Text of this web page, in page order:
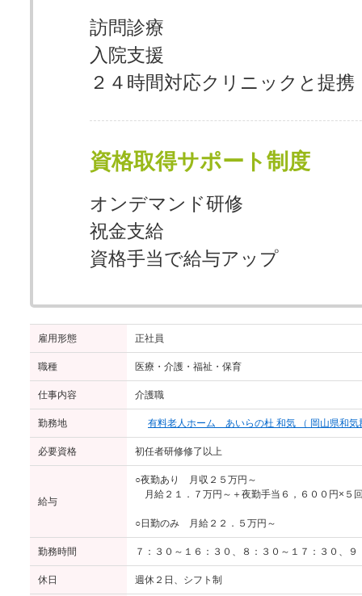
訪問診療
入院支援
２４時間対応クリニックと提携
資格取得サポート制度
オンデマンド研修
祝金支給
資格手当で給与アップ
雇用形態 正社員
職種 医療・介護・福祉・保育
仕事内容 介護職
勤務地 有料老人ホーム あいらの杜 和気 （ 岡山県和気
必要資格 初任者研修修了以上
給与
○夜勤あり 月収２５万円～
月給２１．７万円～＋夜勤手当６，６００円×５
○日勤のみ 月給２２．５万円～
勤務時間 ７：３０～１６：３０、８：３０～１７：３０、
休日 週休２日、シフト制